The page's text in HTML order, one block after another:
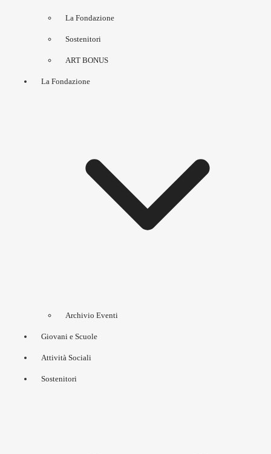
La Fondazione
Sostenitori
ART BONUS
La Fondazione
Archivio Eventi
Giovani e Scuole
Attività Sociali
Sostenitori